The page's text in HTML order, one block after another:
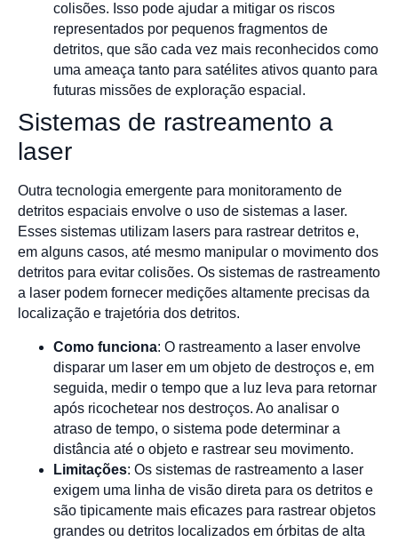
colisões. Isso pode ajudar a mitigar os riscos
representados por pequenos fragmentos de
detritos, que são cada vez mais reconhecidos como
uma ameaça tanto para satélites ativos quanto para
futuras missões de exploração espacial.
Sistemas de rastreamento a
laser
Outra tecnologia emergente para monitoramento de
detritos espaciais envolve o uso de sistemas a laser.
Esses sistemas utilizam lasers para rastrear detritos e,
em alguns casos, até mesmo manipular o movimento dos
detritos para evitar colisões. Os sistemas de rastreamento
a laser podem fornecer medições altamente precisas da
localização e trajetória dos detritos.
Como funciona: O rastreamento a laser envolve
disparar um laser em um objeto de destroços e, em
seguida, medir o tempo que a luz leva para retornar
após ricochetear nos destroços. Ao analisar o
atraso de tempo, o sistema pode determinar a
distância até o objeto e rastrear seu movimento.
Limitações: Os sistemas de rastreamento a laser
exigem uma linha de visão direta para os detritos e
são tipicamente mais eficazes para rastrear objetos
grandes ou detritos localizados em órbitas de alta